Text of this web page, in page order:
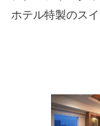
ホテル特製のスイ